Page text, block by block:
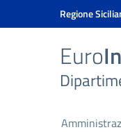
Vai ai contenuti
Vai al menu di navigazione
Vai al banner delle Cookie
Regione
Euro